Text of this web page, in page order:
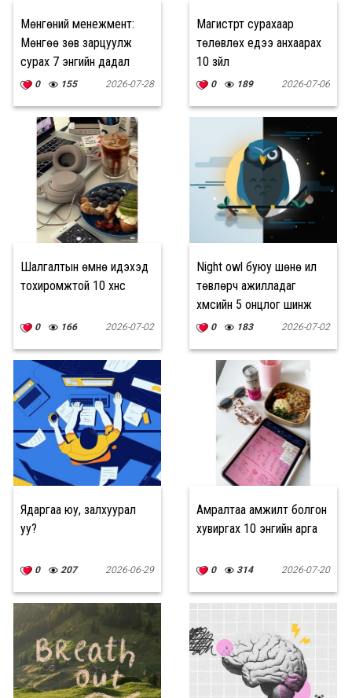
Мөнгөний менежмент:
Мөнгөө зөв зарцуулж
сурах 7 энгийн дадал
0 155 2026-07-28
Магистрт сурахаар
төлөвлөх үедээ анхаарах
10 зүйл
0 189 2026-07-06
Шалгалтын өмнө идэхэд
тохиромжтой 10 хүнс
0 166 2026-07-02
Night owl буюу шөнө илүү
төвлөрч ажилладаг
хүмүүсийн 5 онцлог шинж
0 183 2026-07-02
Ядаргаа юу, залхуурал
уу?
0 207 2026-06-29
Амралтаа амжилт болгон
хувиргах 10 энгийн арга
0 314 2026-07-20